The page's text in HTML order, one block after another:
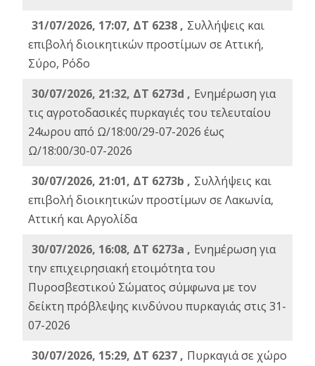
31/07/2026, 17:07, ΔΤ 6238 , Συλλήψεις και
επιβολή διοικητικών προστίμων σε Αττική,
Σύρο, Ρόδο
30/07/2026, 21:32, ΔΤ 6273d , Ενημέρωση για
τις αγροτοδασικές πυρκαγιές του τελευταίου
24ωρου από Ω/18:00/29-07-2026 έως
Ω/18:00/30-07-2026
30/07/2026, 21:01, ΔΤ 6273b , Συλλήψεις και
επιβολή διοικητικών προστίμων σε Λακωνία,
Αττική και Αργολίδα
30/07/2026, 16:08, ΔΤ 6273a , Ενημέρωση για
την επιχειρησιακή ετοιμότητα του
Πυροσβεστικού Σώματος σύμφωνα με τον
δείκτη πρόβλεψης κινδύνου πυρκαγιάς στις 31-
07-2026
30/07/2026, 15:29, ΔΤ 6237 , Πυρκαγιά σε χώρο